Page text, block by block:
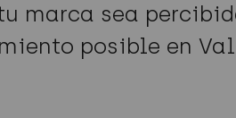
marca sea
posible en